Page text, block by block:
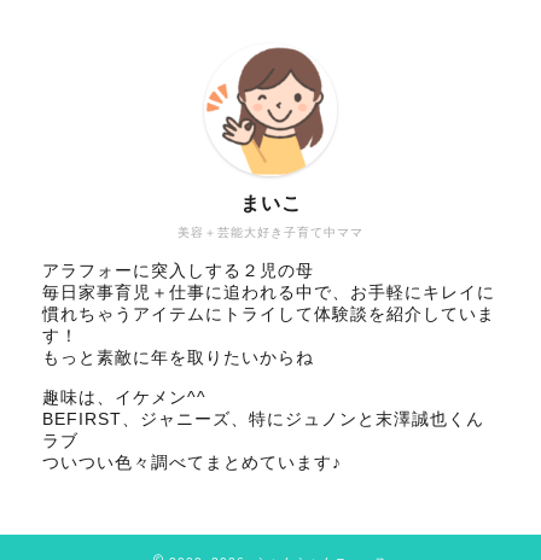
美容＋芸能大好き子育て中ママ
まいこ
アラフォーに突入しする２児の母
毎日家事育児＋仕事に追われる中で、お手軽にキレイに
慣れちゃうアイテムにトライして体験談を紹介していま
す！
もっと素敵に年を取りたいからね
趣味は、イケメン^^
BEFIRST、ジャニーズ、特にジュノンと末澤誠也くん
ラブ
ついつい色々調べてまとめています♪